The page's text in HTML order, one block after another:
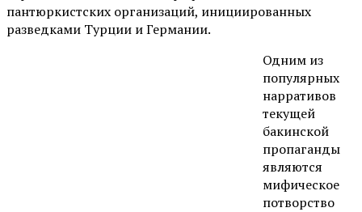
пантюркистских организаций, инициированных
разведками Турции и Германии.
Одним из
популярных
нарративов
текущей
бакинской
пропаганды
являются
мифическое
потворство